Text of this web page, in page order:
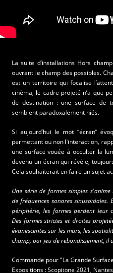
La suite d’installations Hors
ouvrant le champ des possibles.
est un territoire qui focalise
cinéma, le cadre projeté n’a que
de destination : une surface de
semblent paradoxalement niés.
Si aujourd’hui le mot “écran”
permettant ou non l'interaction,
une surface vouée à occulter la
devenu un écran qui révèle,
Cela souhaiterait en faire un sujet
Une série de formes simples
de fréquences sonores
périphérie, les formes perdent leur
Des formes strictes et droites
évanescentes sur les murs, les
champ, par jeu de rebondissement, il
Commande pour "La Grande
Expositions : Scopitone 2021, Nantes